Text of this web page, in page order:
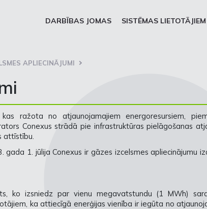
DARBĪBAS JOMAS SISTĒMAS LIETOTĀJIEM
APLIECINĀJUMI
ražota no atjaunojamajiem energoresursiem,
Conexus strādā pie infrastruktūras pielāgošanas
attīstību.
1. jūlija Conexus ir gāzes izcelsmes apliecinājumu
ko izsniedz par vienu megavatstundu (1 MWh)
ka attiecīgā enerģijas vienība ir iegūta no